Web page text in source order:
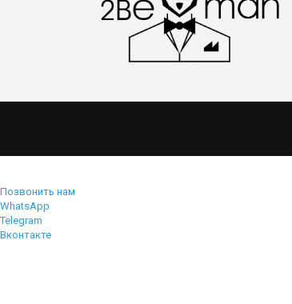
Позвонить нам
WhatsApp
Telegram
Вконтакте